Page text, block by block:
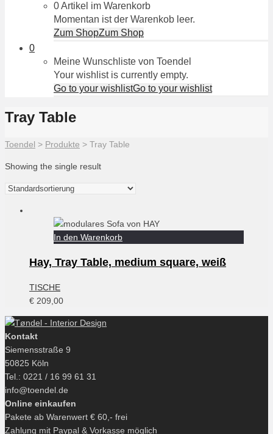
0 Artikel im Warenkorb
Momentan ist der Warenkob leer.
Zum ShopZum Shop
0
Meine Wunschliste von Toendel
Your wishlist is currently empty.
Go to your wishlistGo to your wishlist
Tray Table
Toendel > Produkte > Tray Table
Showing the single result
In den Warenkorb
Hay, Tray Table, medium square, weiß
TISCHE
€ 209,00
Kontakt
Siemensstraße 9
50825 Köln
Tel.: 0221 / 16 99 61 31
info@toendel.de
Online einkaufen
Pakete ab Warenwert € 60,- frei
Zahlung mit Paypal & Vorkasse möglich